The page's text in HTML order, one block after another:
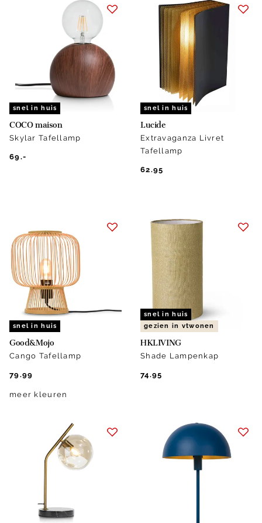
snel in huis
COCO maison
Skylar Tafellamp
69.-
snel in huis
Lucide
Extravaganza Livret
Tafellamp
62.95
snel in huis
Good&Mojo
Cango Tafellamp
79.99
meer kleuren
snel in huis
gezien in vtwonen
HKLIVING
Shade Lampenkap
74.95